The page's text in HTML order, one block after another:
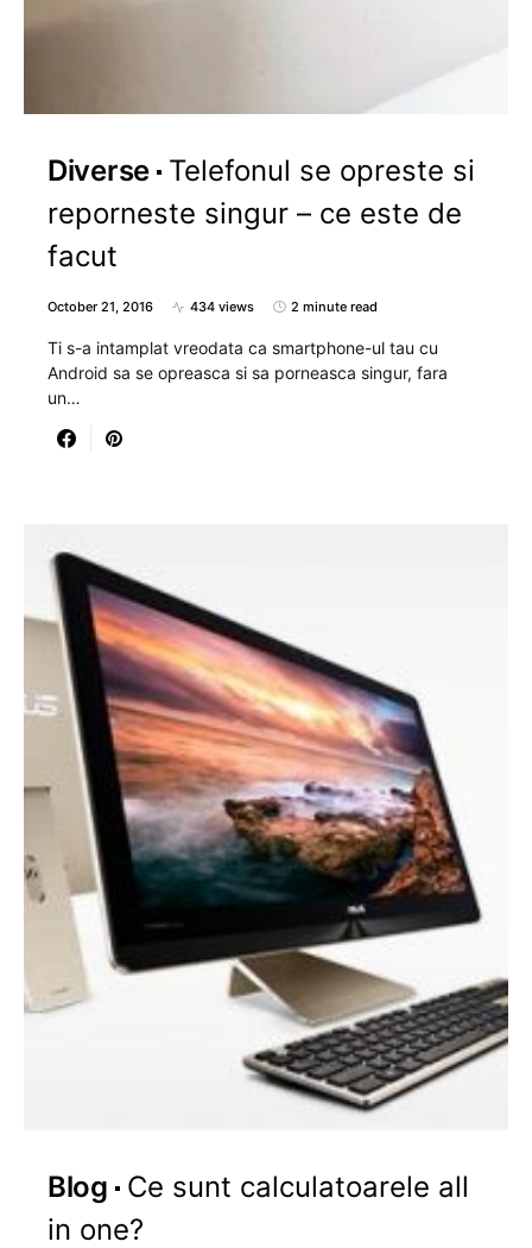
Diverse Telefonul se opreste si
reporneste singur – ce este de
facut
October 21, 2016 434 views 2 minute read
Ti s-a intamplat vreodata ca smartphone-ul tau cu
Android sa se opreasca si sa porneasca singur, fara
un…
Blog
Ce sunt calculatoarele all
in one?